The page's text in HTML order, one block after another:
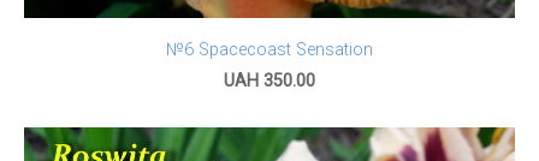
№6 Spacecoast Sensation
UAH 350.00